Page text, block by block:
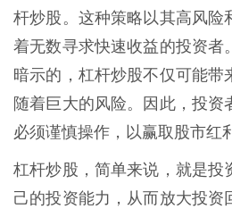
杆炒股。这种策略以其高风险
着无数寻求快速收益的投资者
暗示的，杠杆炒股不仅可能带
随着巨大的风险。因此，投资
必须谨慎操作，以赢取股市红
杠杆炒股，简单来说，就是投
己的投资能力，从而放大投资